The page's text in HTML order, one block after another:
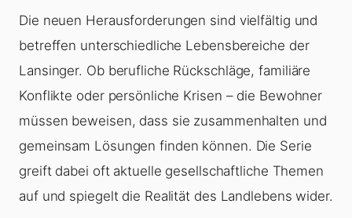
Die neuen Herausforderungen sind vielfältig und
betreffen unterschiedliche Lebensbereiche der
Lansinger. Ob berufliche Rückschläge, familiäre
Konflikte oder persönliche Krisen – die Bewohner
müssen beweisen, dass sie zusammenhalten und
gemeinsam Lösungen finden können. Die Serie
greift dabei oft aktuelle gesellschaftliche Themen
auf und spiegelt die Realität des Landlebens wider.